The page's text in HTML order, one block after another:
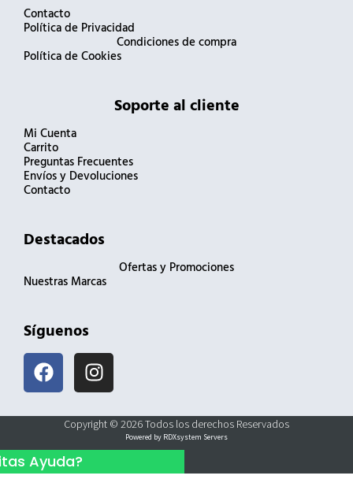
Contacto
Política de Privacidad
Condiciones de compra
Política de Cookies
Soporte al cliente
Mi Cuenta
Carrito
Preguntas Frecuentes
Envíos y Devoluciones
Contacto
Destacados
Ofertas y Promociones
Nuestras Marcas
Síguenos
F
a
e
o
o
I
n
t
r
Copyright © 2026 Todos los derechos Reservados
Powered by RDXsystem Servers
Ayuda?